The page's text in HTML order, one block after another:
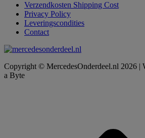
Verzendkosten Shipping Cost
Privacy Policy
Leveringscondities
Contact
Copyright © MercedesOnderdeel.nl 2026 |
a Byte